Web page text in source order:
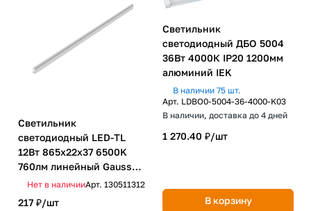
Светильник
светодиодный LED-TL
12Вт 865х22х37 6500K
760лм линейный Gauss
матовый РАСПРОДАЖА
Нет в наличииАрт. 130511312
217 ₽/шт
Светильник
светодиодный ДБО 5004
36Вт 4000К IP20 1200мм
алюминий IEK
В наличии 75 шт.
Арт. LDBO0-5004-36-4000-K03
В наличии, доставка до 4 дней
1 270.40 ₽/шт
В корзину